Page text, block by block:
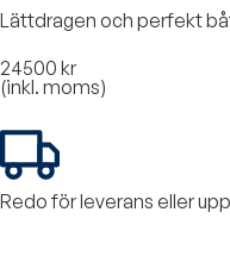
Lättdragen och perfekt
24500 kr
(inkl. moms)
Redo för leverans eller